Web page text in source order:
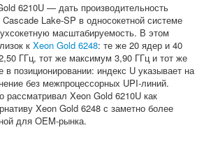
6210U — дать производительность
Lake-SP в односокетной системе
масштабируемость. В этом
к Xeon Gold 6248: те же 20 ядер и 40
ГГц, тот же максимум 3,90 ГГц и тот же
позиционировании: индекс U указывает на
без межпроцессорных UPI-линий.
рассматривал Xeon Gold 6210U как
Xeon Gold 6248 с заметно более
для OEM-рынка.